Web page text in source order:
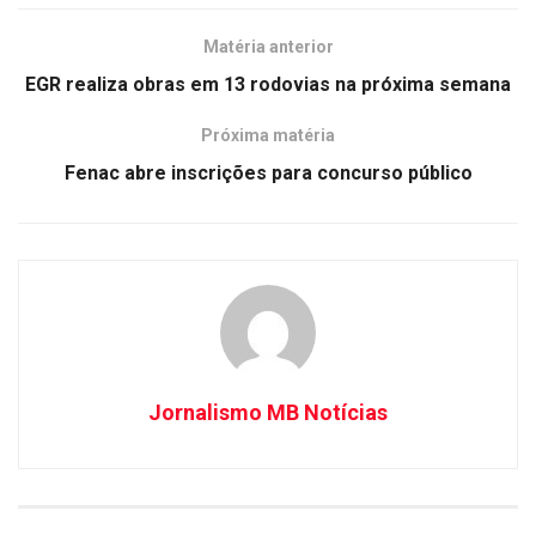
Matéria anterior
EGR realiza obras em 13 rodovias na próxima semana
Próxima matéria
Fenac abre inscrições para concurso público
Jornalismo MB Notícias